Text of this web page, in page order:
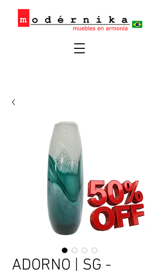
ADORNO | SG -